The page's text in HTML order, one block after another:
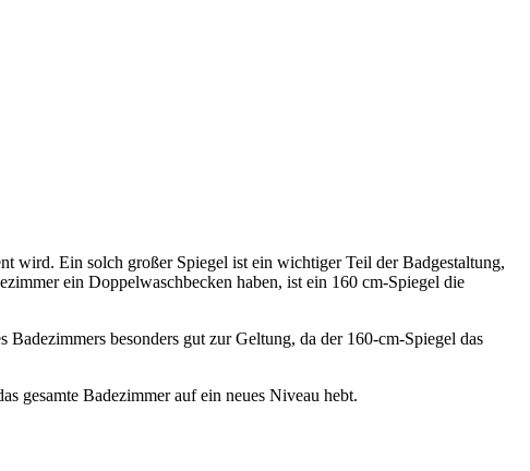
wird. Ein solch großer Spiegel ist ein wichtiger Teil der Badgestaltung,
ein Doppelwaschbecken haben, ist ein 160 cm-Spiegel die
besonders gut zur Geltung, da der 160-cm-Spiegel das
gesamte Badezimmer auf ein neues Niveau hebt.